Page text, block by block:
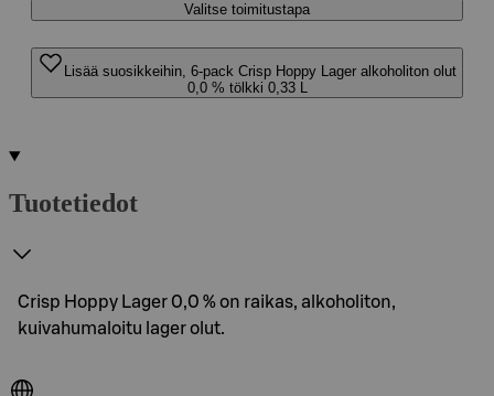
Valitse toimitustapa
Lisää suosikkeihin, 6-pack Crisp Hoppy Lager alkoholiton olut
0,0 % tölkki 0,33 L
Tuotetiedot
Crisp Hoppy Lager 0,0 % on raikas, alkoholiton,
kuivahumaloitu lager olut.